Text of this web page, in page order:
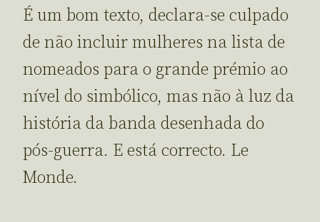
É um bom texto, declara-se culpado
de não incluir mulheres na lista de
nomeados para o grande prémio ao
nível do simbólico, mas não à luz da
história da banda desenhada do
pós-guerra. E está correcto. Le
Monde.